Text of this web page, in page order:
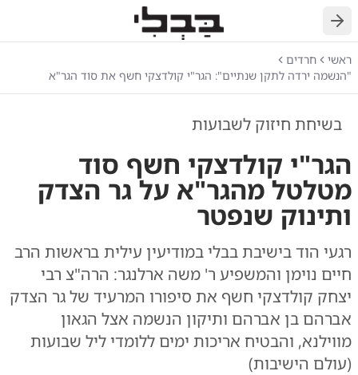
חזרה
ראשי
חרדים
"הנשמה ירדה לתקן שנתיים": הגר"י קולדצקי חשף את סוד הגר"א
בשיחת חיזוק לשבועות
הגר"י קולדצקי חשף סוד
מטלטל מהגר"א על גר הצדק
ותינוק שנפטר
רגעי הוד בישיבת בבלי במודיעין עילית בראשות הרב
חיים נוימן והמשפיע ר' משה ארלנגר: הרה"צ רבי
יצחק קולדצקי חשף את סיפורו המרעיד של גר הצדק
אברהם בן אברהם ותיקון הנשמה אצל הגאון
מווילנא, והבטיח אריכות ימים ללומדי ליל שבועות
(עולם הישיבות)